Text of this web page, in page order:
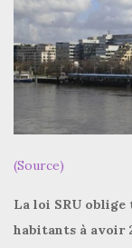
(Source)
La loi SRU oblige
habitants à avoir